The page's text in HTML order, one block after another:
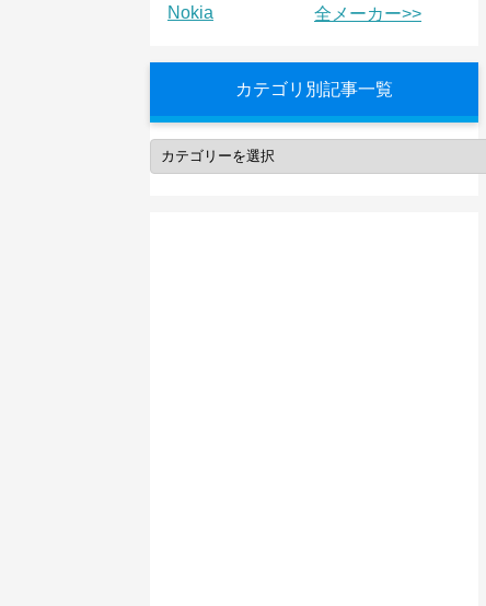
Nokia
全メーカー>>
カテゴリ別記事一覧